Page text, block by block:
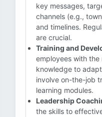
key messages,
channels (e.g.,
and timelines.
are crucial.
Training and
employees with the
knowledge to
involve on-the-job
learning modules.
Leadership
the skills to